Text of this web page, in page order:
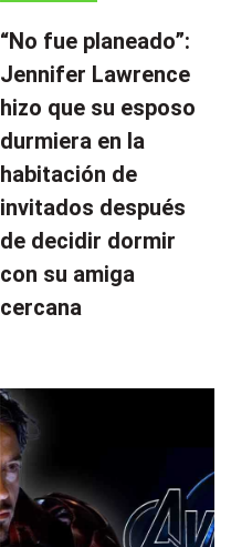
“No fue planeado”: ​​
Jennifer Lawrence
hizo que su esposo
durmiera en la
habitación de
invitados después
de decidir dormir
con su amiga
cercana